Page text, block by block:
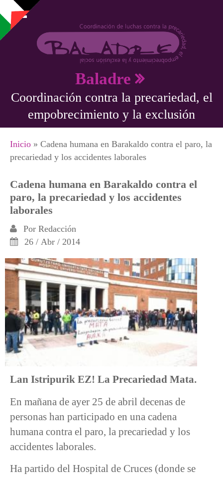
Pasar al contenido principal
Baladre
Coordinación contra la precariedad, el
empobrecimiento y la exclusión
Se encuentra usted aquí
Inicio » Cadena humana en Barakaldo contra el paro, la
precariedad y los accidentes laborales
Cadena humana en Barakaldo contra el
paro, la precariedad y los accidentes
laborales
Por Redacción
26 / Abr / 2014
Lan Istripurik EZ! La Precariedad Mata.
En mañana de ayer 25 de abril decenas de
personas han participado en una cadena
humana contra el paro, la precariedad y los
accidentes laborales.
Ha partido del Hospital de Cruces (donde se